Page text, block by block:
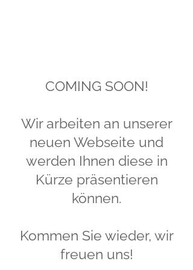
COMING SOON!
Wir arbeiten an unserer
neuen Webseite und
werden Ihnen diese in
Kürze präsentieren
können.
Kommen Sie wieder, wir
freuen uns!